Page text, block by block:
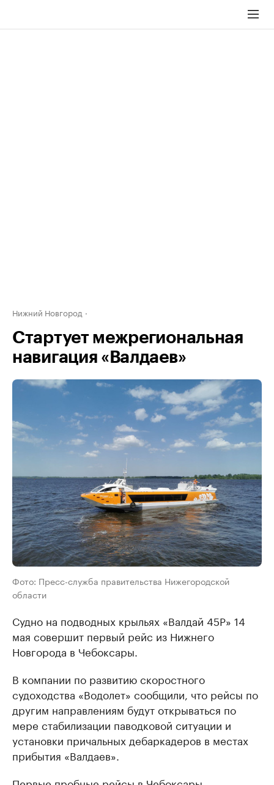
Нижний Новгород
Стартует межрегиональная
навигация «Валдаев»
Фото: Пресс-служба правительства Нижегородской
области
Судно на подводных крыльях «Валдай 45Р» 14
мая совершит первый рейс из Нижнего
Новгорода в Чебоксары.
В компании по развитию скоростного
судоходства «Водолет» сообщили, что рейсы по
другим направлениям будут открываться по
мере стабилизации паводковой ситуации и
установки причальных дебаркадеров в местах
прибытия «Валдаев».